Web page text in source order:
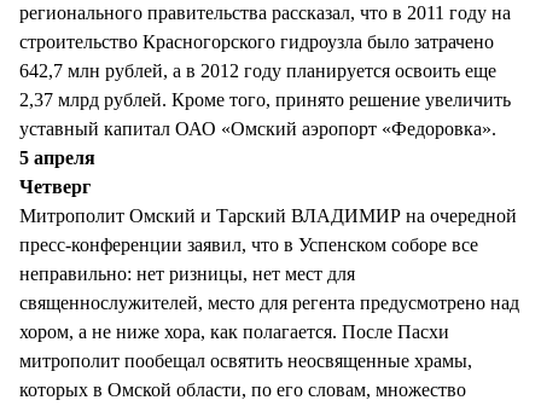
регионального правительства рассказал, что в 2011 году на
строительство Красногорского гидроузла было затрачено
642,7 млн рублей, а в 2012 году планируется освоить еще
2,37 млрд рублей. Кроме того, принято решение увеличить
уставный капитал ОАО «Омский аэропорт «Федоровка».
5 апреля
Четверг
Митрополит Омский и Тарский ВЛАДИМИР на очередной
пресс-конференции заявил, что в Успенском соборе все
неправильно: нет ризницы, нет мест для
священнослужителей, место для регента предусмотрено над
хором, а не ниже хора, как полагается. После Пасхи
митрополит пообещал освятить неосвященные храмы,
которых в Омской области, по его словам, множество